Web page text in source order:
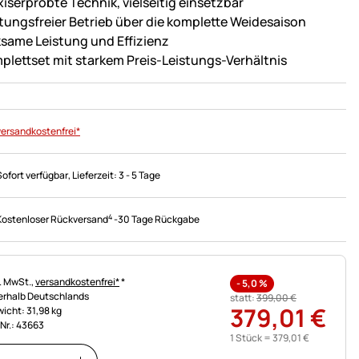
Betrieb über die komplette Weidesaison
Leistung und Effizienz
mit starkem Preis-Leistungs-Verhältnis
verfügbar, Lieferzeit:3 - 5 Tage
Rückversand4-30 Tage Rückgabe
MwSt.,versandkostenfrei**
Deutschlands
31,98 kg
43663
-5,0%
statt:399,00€
379,01 €
1 Stück =379,01€